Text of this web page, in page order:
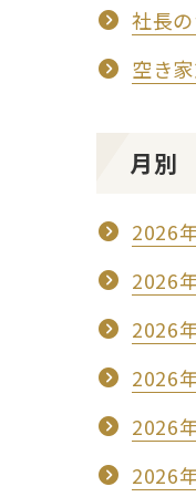
社長
空き
月別
2026
2026
2026
2026
2026
2026